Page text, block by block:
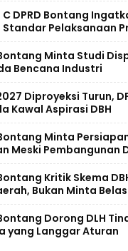
C DPRD Bontang
Standar Pelaksanaan
Minta Studi
Bencana Industri
Diproyeksi Turun,
Kawal Aspirasi DBH
Minta
Meski Pembangunan
Kritik Skema
Bukan Minta
Dorong DLH
yang Langgar Aturan